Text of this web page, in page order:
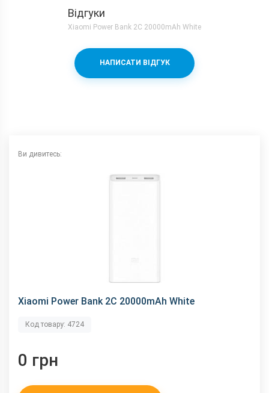
Відгуки
Xiaomi Power Bank 2C 20000mAh White
НАПИСАТИ ВІДГУК
Ви дивитесь:
Xiaomi Power Bank 2C 20000mAh White
Код товару: 4724
0 грн